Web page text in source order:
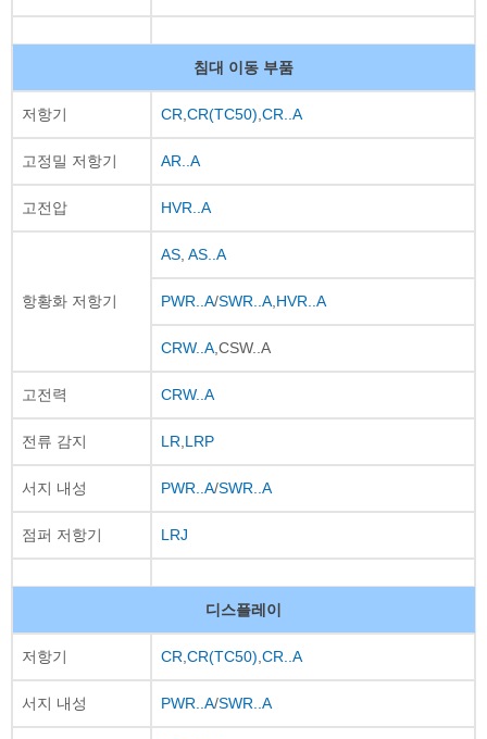
침대 이동 부품
저항기 CR CR(TC50) CR..A
고정밀 저항기 AR..A
고전압 HVR..A
항황화 저항기
AS AS..A
PWR..A/SWR..A HVR..A
CRW..A ,CSW..A
고전력 CRW..A
전류 감지 LR LRP
서지 내성 PWR..A/SWR..A
점퍼 저항기 LRJ
디스플레이
저항기 CR CR(TC50) CR..A
서지 내성 PWR..A/SWR..A